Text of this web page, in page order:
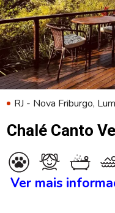
RJ - Nova Friburgo,
Chalé Canto
Ver mais